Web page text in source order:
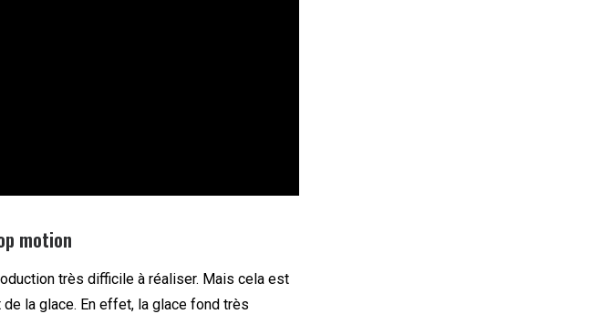
motion
très difficile à réaliser. Mais cela est
la glace. En effet, la glace fond très